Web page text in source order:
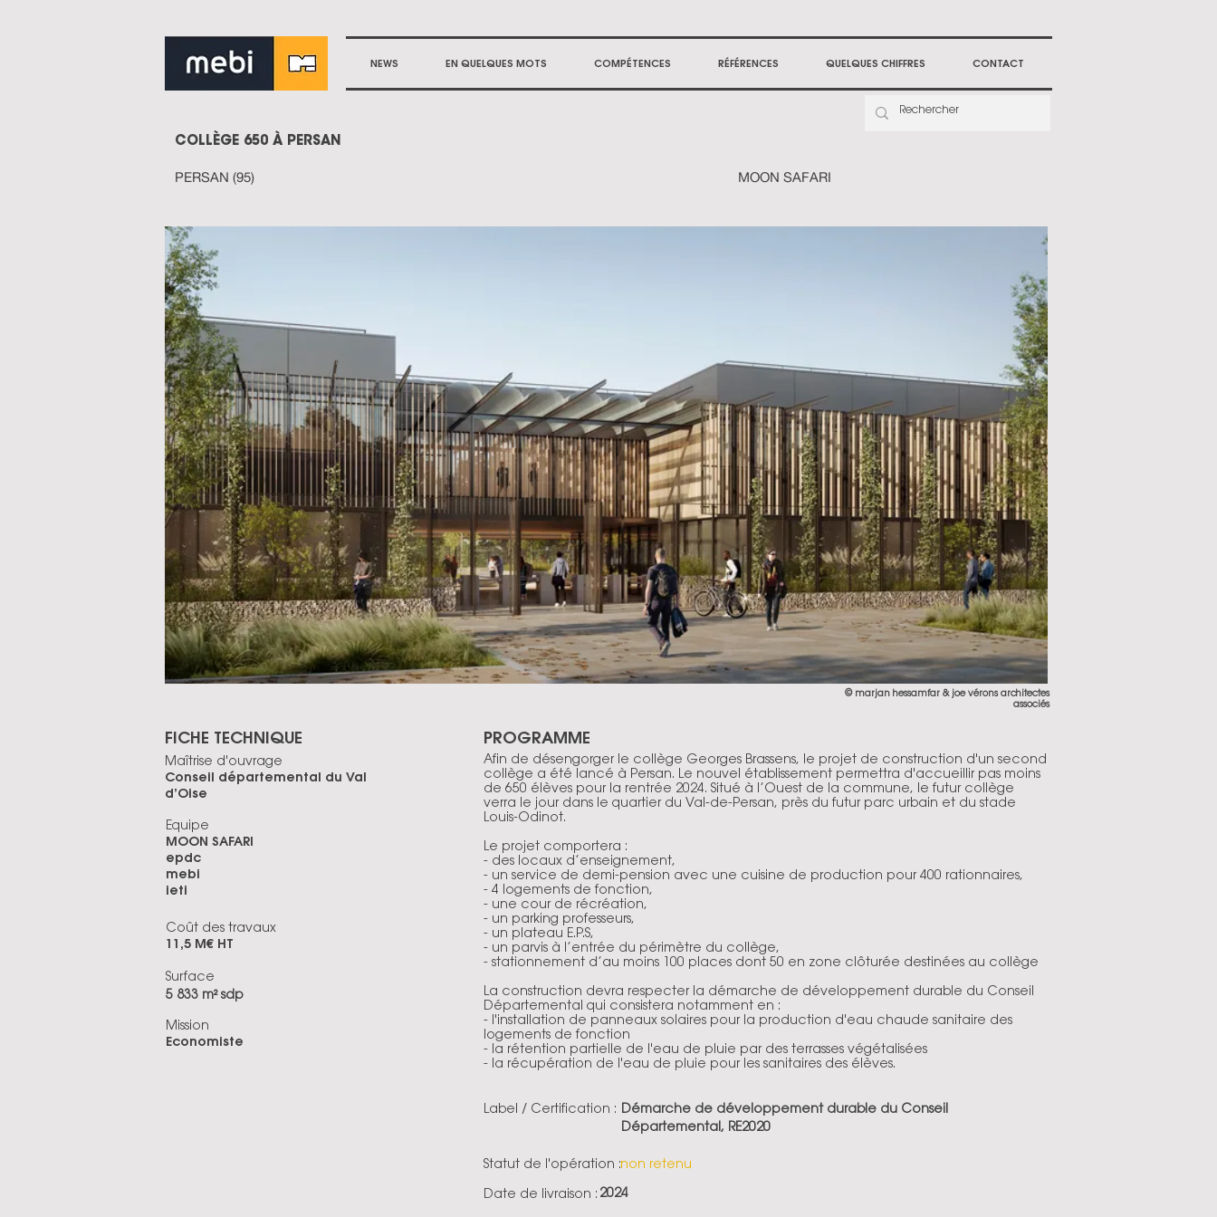
NEWS EN QUELQUES MOTS COMPÉTENCES RÉFÉRENCES QUELQUES CHIFFRES CONTACT
COLLÈGE 650 À PERSAN
PERSAN (95) MOON SAFARI
© marjan hessamfar & joe vérons architectes
associés
FICHE TECHNIQUE
Maîtrise d'ouvrage
Conseil départemental du Val
d’Oise
Equipe
MOON SAFARI
epdc
mebi
ieti
Coût des travaux
11,5 M€ HT
Surface
5 833 m² sdp
Mission
Economiste
PROGRAMME
Afin de désengorger le collège Georges Brassens, le projet de construction d'un second
collège a été lancé à Persan. Le nouvel établissement permettra d'accueillir pas moins
de 650 élèves pour la rentrée 2024. Situé à l’Ouest de la commune, le futur collège
verra le jour dans le quartier du Val-de-Persan, près du futur parc urbain et du stade
Louis-Odinot.
Le projet comportera :
- des locaux d’enseignement,
- un service de demi-pension avec une cuisine de production pour 400 rationnaires,
- 4 logements de fonction,
- une cour de récréation,
- un parking professeurs,
- un plateau E.P.S,
- un parvis à l’entrée du périmètre du collège,
- stationnement d’au moins 100 places dont 50 en zone clôturée destinées au collège
La construction devra respecter la démarche de développement durable du Conseil
Départemental qui consistera notamment en :
- l'installation de panneaux solaires pour la production d'eau chaude sanitaire des
logements de fonction
- la rétention partielle de l'eau de pluie par des terrasses végétalisées
- la récupération de l'eau de pluie pour les sanitaires des élèves.
Label / Certification : Démarche de développement durable du Conseil
Départemental, RE2020
non retenu
Statut de l'opération :
Date de livraison :2024